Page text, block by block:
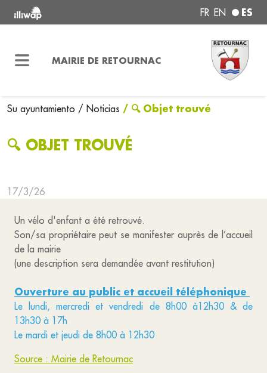
FR EN ES
MAIRIE DE RETOURNAC
Su ayuntamiento / Noticias / 🔍 Objet trouvé
🔍 OBJET TROUVÉ
17/3/26
Un vélo d'enfant a été retrouvé.
Son/sa propriétaire peut se manifester auprès de l’accueil
de la mairie
(une description sera demandée avant restitution)
Ouverture au public et accueil téléphonique
Le lundi, mercredi et vendredi de 8h00 à12h30 & de
13h30 à 17h
Le mardi et jeudi de 8h00 à 12h30
Source : Mairie de Retournac